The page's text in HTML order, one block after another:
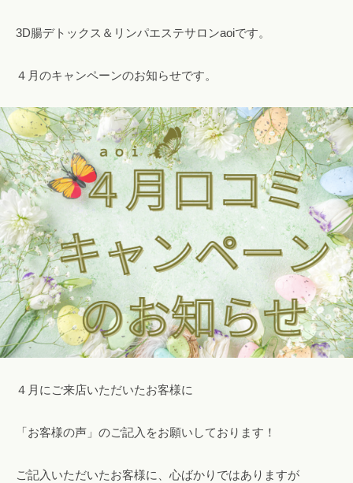
m
3D腸デトックス＆リンパエステサロンaoiです。
４月のキャンペーンのお知らせです。
４月にご来店いただいたお客様に
「お客様の声」のご記入をお願いしております！
ご記入いただいたお客様に、心ばかりではありますが